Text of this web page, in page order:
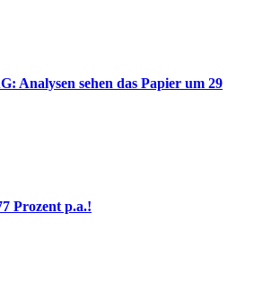
Analysen sehen das Papier um 29
Prozent p.a.!